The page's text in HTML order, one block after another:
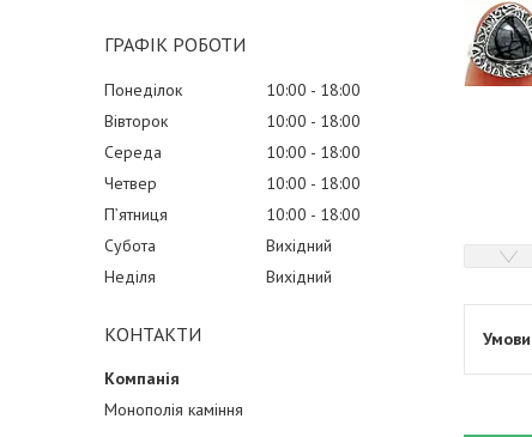
ГРАФІК РОБОТИ
Понеділок 10:00
18:00
Вівторок
10:00
18:00
Середа
10:00
18:00
Четвер
10:00
18:00
Пʼятниця
10:00
18:00
Субота
Вихідний
Неділя
Вихідний
КОНТАКТИ
Монополія каміння